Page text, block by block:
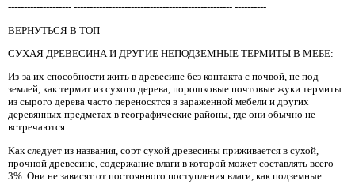
-------------------- -------------------------------------------------- ----------
ВЕРНУТЬСЯ В ТОП
СУХАЯ ДРЕВЕСИНА И ДРУГИЕ НЕПОДЗЕМНЫЕ ТЕРМИТЫ В МЕБЕ:
Из-за их способности жить в древесине без контакта с почвой, не под
землей, как термит из сухого дерева, порошковые почтовые жуки термиты
из сырого дерева часто переносятся в зараженной мебели и других
деревянных предметах в географические районы, где они обычно не
встречаются.
Как следует из названия, сорт сухой древесины приживается в сухой,
прочной древесине, содержание влаги в которой может составлять всего
3%. Они не зависят от постоянного поступления влаги, как подземные.